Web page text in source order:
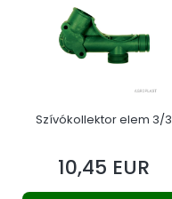
Szívókollektor elem 3/3
Ár
10,45 EUR